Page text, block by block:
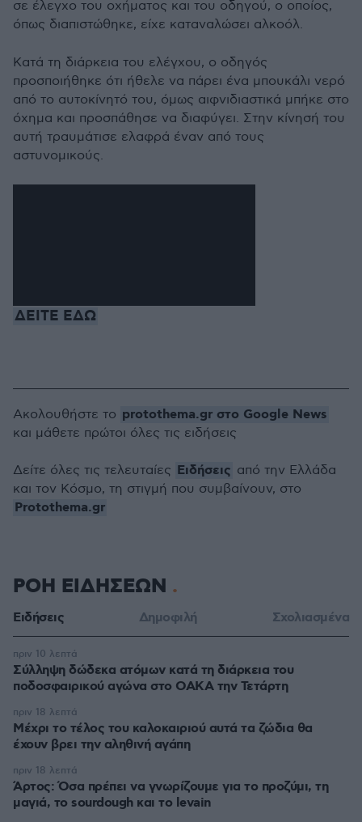
σε έλεγχο του οχήματος και του οδηγού, ο οποίος,
όπως διαπιστώθηκε, είχε καταναλώσει αλκοόλ.
Κατά τη διάρκεια του ελέγχου, ο οδηγός
προσποιήθηκε ότι ήθελε να πάρει ένα μπουκάλι νερό
από το αυτοκίνητό του, όμως αιφνιδιαστικά μπήκε στο
όχημα και προσπάθησε να διαφύγει. Στην κίνησή του
αυτή τραυμάτισε ελαφρά έναν από τους
αστυνομικούς.
ΔΕΙΤΕ ΕΔΩ
Ακολουθήστε το protothema.gr στο Google News
και μάθετε πρώτοι όλες τις ειδήσεις
Δείτε όλες τις τελευταίες Ειδήσεις από την Ελλάδα
και τον Κόσμο, τη στιγμή που συμβαίνουν, στο
Protothema.gr
ΡΟΗ ΕΙΔΗΣΕΩΝ
Ειδήσεις Δημοφιλή Σχολιασμένα
Σύλληψη δώδεκα ατόμων κατά τη διάρκεια του
ποδοσφαιρικού αγώνα στο ΟΑΚΑ την Τετάρτη
πριν 10 λεπτά
Μέχρι το τέλος του καλοκαιριού αυτά τα ζώδια θα
έχουν βρει την αληθινή αγάπη
πριν 18 λεπτά
Άρτος: Όσα πρέπει να γνωρίζουμε για το προζύμι, τη
μαγιά, το sourdough και το levain
πριν 18 λεπτά